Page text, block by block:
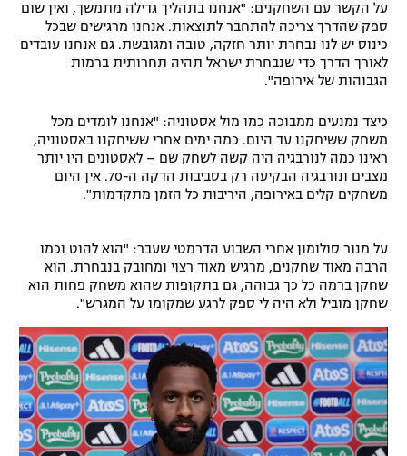
על הקשר עם השחקנים: "אנחנו בתהליך גדילה מתמשך, ואין שום
ספק שהדרך צריכה להתחבר לתוצאות. אנחנו מרגישים שבכל
כינוס יש לנו נבחרת יותר חזקה, טובה ומגובשת. גם אנחנו עובדים
לאורך הדרך כדי שנבחרת ישראל תהיה תחרותית ברמות
הגבוהות של אירופה".
כיצד נמנעים ממבוכה כמו מול אסטוניה: "אנחנו לומדים מכל
משחק ששיחקנו עד היום. כמה ימים אחרי ששיחקנו באסטוניה,
ראינו כמה לנורבגיה היה קשה לשחק שם – לאסטונים היו יותר
מצבים ונורבגיה הבקיעה רק בסביבות הדקה ה-70. אין היום
משחקים קלים באירופה, היריבות כל הזמן מתקדמות".
על מנור סולומון אחרי השבוע הדרמטי שעבר: "הוא להוט וכמו
הרבה מאוד שחקנים, מרגיש מאוד רצוי ומחובק בנבחרת. הוא
שחקן ברמה כל כך גבוהה, גם בתקופות שהוא משחק פחות הוא
שחקן מוביל ולא היה לי ספק לרגע שמקומו על המגרש".